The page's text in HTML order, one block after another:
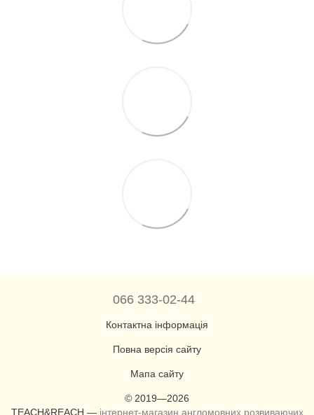
066 333-02-44
Контактна інформація
Повна версія сайту
Мапа сайту
© 2019—2026
TEACH&REACH — інтернет-магазин англомовних розвиваючих